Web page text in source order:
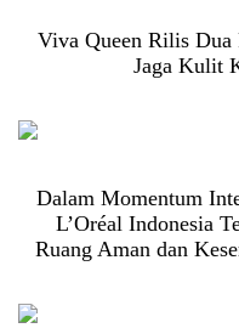
Viva Queen Rilis Dua
Jaga Kulit
Dalam Momentum
L’Oréal Indonesia
Ruang Aman dan